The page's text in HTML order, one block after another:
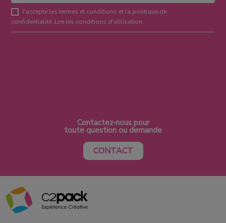
J'accepte les termes et conditions et la politique de
confidentialité. Lire les conditions d'utilisation.
Contactez-nous pour
toute question ou demande
CONTACT